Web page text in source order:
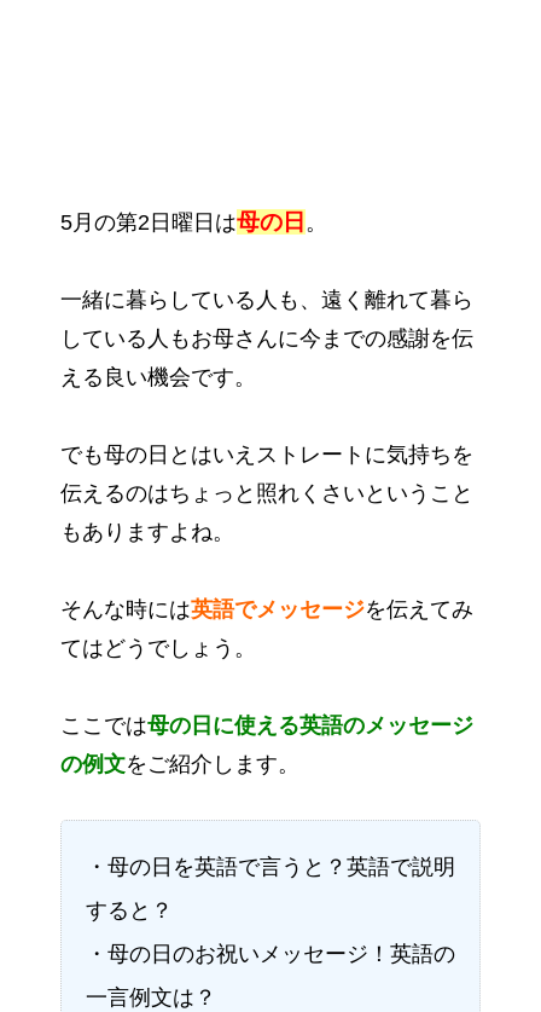
5月の第2日曜日は母の日 。
一緒に暮らしている人も、遠く離れて暮ら
している人もお母さんに今までの感謝を伝
える良い機会です。
でも母の日とはいえストレートに気持ちを
伝えるのはちょっと照れくさいということ
もありますよね。
そんな時には英語でメッセージを伝えてみ
てはどうでしょう。
ここでは母の日に使える英語のメッセージ
の例文をご紹介します。
・母の日を英語で言うと？英語で説明
すると？
・母の日のお祝いメッセージ！英語の
一言例文は？